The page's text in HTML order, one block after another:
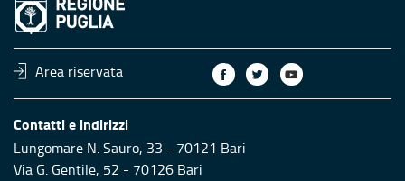
Area riservata
Contatti e indirizzi
Lungomare N. Sauro, 33 - 70121 Bari
Via G. Gentile, 52 - 70126 Bari